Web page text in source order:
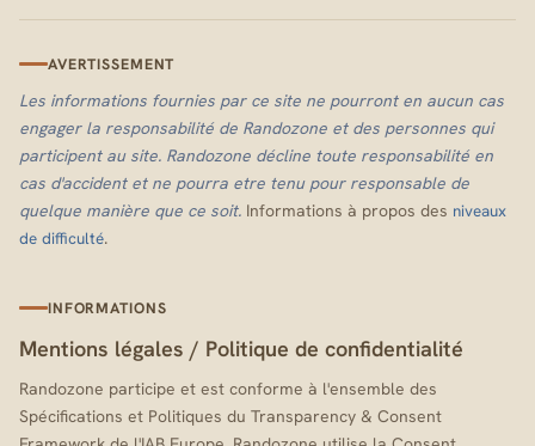
AVERTISSEMENT
Les informations fournies par ce site ne pourront en aucun cas
engager la responsabilité de Randozone et des personnes qui
participent au site. Randozone décline toute responsabilité en
cas d'accident et ne pourra etre tenu pour responsable de
quelque manière que ce soit. Informations à propos des niveaux
de difficulté.
INFORMATIONS
Mentions légales / Politique de confidentialité
Randozone participe et est conforme à l'ensemble des
Spécifications et Politiques du Transparency & Consent